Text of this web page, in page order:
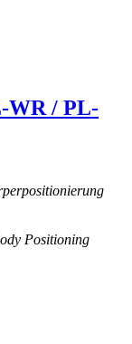
WR / PL-
Positioning